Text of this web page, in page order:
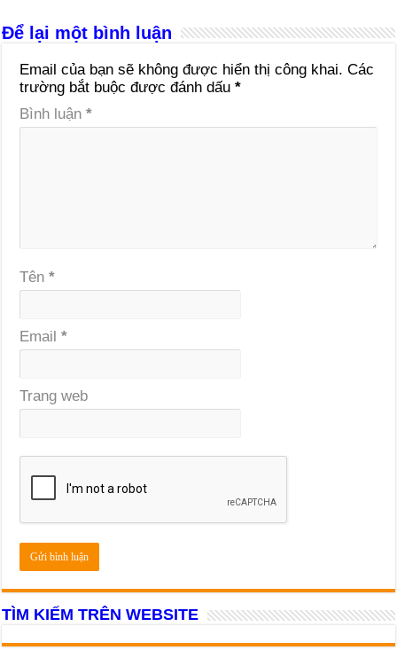
Để lại một bình luận
Email của bạn sẽ không được hiển thị công khai. Các
trường bắt buộc được đánh dấu*
Bình luận*
Tên*
Email*
Trang web
TÌM KIẾM TRÊN WEBSITE